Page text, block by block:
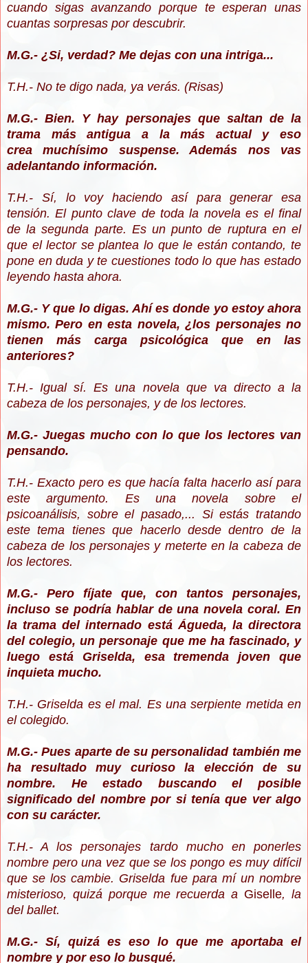
cuando sigas avanzando porque te esperan unas
cuantas sorpresas por descubrir.
M.G.- ¿Si, verdad? Me dejas con una intriga...
T.H.- No te digo nada, ya verás. (Risas)
M.G.- Bien. Y hay personajes que saltan de la
trama más antigua a la más actual y eso
crea muchísimo suspense. Además nos vas
adelantando información.
T.H.- Sí, lo voy haciendo así para generar esa
tensión. El punto clave de toda la novela es el final
de la segunda parte. Es un punto de ruptura en el
que el lector se plantea lo que le están contando, te
pone en duda y te cuestiones todo lo que has estado
leyendo hasta ahora.
M.G.- Y que lo digas. Ahí es donde yo estoy ahora
mismo. Pero en esta novela, ¿los personajes no
tienen más carga psicológica que en las
anteriores?
T.H.- Igual sí. Es una novela que va directo a la
cabeza de los personajes, y de los lectores.
M.G.- Juegas mucho con lo que los lectores van
pensando.
T.H.- Exacto pero es que hacía falta hacerlo así para
este argumento. Es una novela sobre el
psicoanálisis, sobre el pasado,... Si estás tratando
este tema tienes que hacerlo desde dentro de la
cabeza de los personajes y meterte en la cabeza de
los lectores.
M.G.- Pero fíjate que, con tantos personajes,
incluso se podría hablar de una novela coral. En
la trama del internado está Águeda, la directora
del colegio, un personaje que me ha fascinado, y
luego está Griselda, esa tremenda joven que
inquieta mucho.
T.H.- Griselda es el mal. Es una serpiente metida en
el colegido.
M.G.- Pues aparte de su personalidad también me
ha resultado muy curioso la elección de su
nombre. He estado buscando el posible
significado del nombre por si tenía que ver algo
con su carácter.
T.H.- A los personajes tardo mucho en ponerles
nombre pero una vez que se los pongo es muy difícil
que se los cambie. Griselda fue para mí un nombre
misterioso, quizá porque me recuerda a Giselle, la
del ballet.
M.G.- Sí, quizá es eso lo que me aportaba el
nombre y por eso lo busqué.